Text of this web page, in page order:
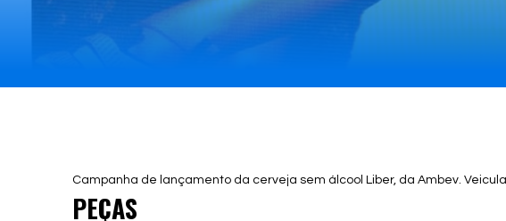
Campanha de lançamento da cerveja sem álcool Liber, da Ambev.
PEÇAS